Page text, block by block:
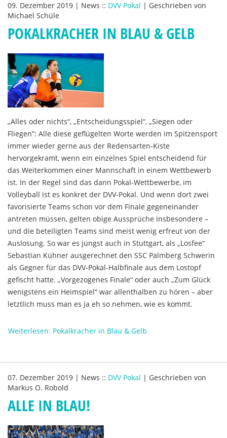
09. Dezember 2019 | News :: DVV Pokal | Geschrieben von
Michael Schüle
POKALKRACHER IN BLAU & GELB
„Alles oder nichts“, „Entscheidungsspiel“, „Siegen oder
Fliegen“: Alle diese geflügelten Worte werden im Spitzensport
immer wieder gerne aus der Redensarten-Kiste
hervorgekramt, wenn ein einzelnes Spiel entscheidend für
das Weiterkommen einer Mannschaft in einem Wettbewerb
ist. In der Regel sind das dann Pokal-Wettbewerbe, im
Volleyball ist es konkret der DVV-Pokal. Und wenn dort zwei
favorisierte Teams schon vor dem Finale gegeneinander
antreten müssen, gelten obige Aussprüche insbesondere –
und die beteiligten Teams sind meist wenig erfreut von der
Auslosung. So war es jüngst auch in Stuttgart, als „Losfee“
Sebastian Kühner ausgerechnet den SSC Palmberg Schwerin
als Gegner für das DVV-Pokal-Halbfinale aus dem Lostopf
gefischt hatte. „Vorgezogenes Finale“ oder auch „Zum Glück
wenigstens ein Heimspiel“ war allenthalben zu hören – aber
letztlich muss man es ja eh so nehmen, wie es kommt.
Weiterlesen: Pokalkracher in Blau & Gelb
07. Dezember 2019 | News :: DVV Pokal | Geschrieben von
Markus O. Robold
ALLE IN BLAU!